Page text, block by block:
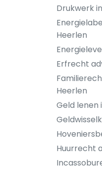
Drukwerk
Heerlen
Erfrecht
Heerlen
Geld lenen
Huurrecht